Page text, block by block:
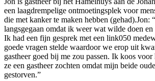
een laagdrempelige ontmoetingsplek voor
die met kanker te maken hebben
langsgegaan omdat ik weer wat wilde doen
Ik had een fijn gesprek met een link050
goede vragen stelde waardoor we erop uit
gastheer goed bij me zou passen. Ik koos
ze een gastheer zochten omdat mijn beide
gestorven.”